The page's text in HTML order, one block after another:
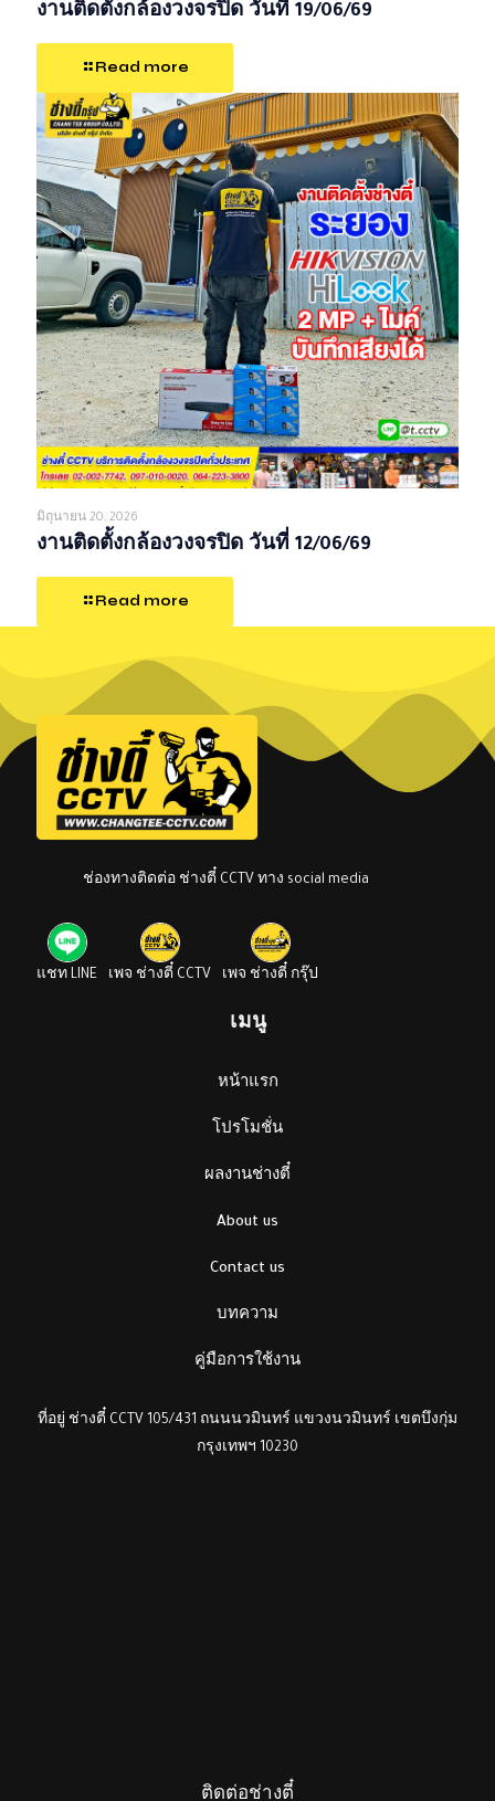
งานติดตั้งกล้องวงจรปิด วันที่ 19/06/69
Read more
มิถุนายน 20, 2026
งานติดตั้งกล้องวงจรปิด วันที่ 12/06/69
Read more
ช่องทางติดต่อ ช่างตี๋ CCTV ทาง social media
แชท LINE เพจ ช่างตี๋ CCTV เพจ ช่างตี๋ กรุ๊ป
เมนู
หน้าแรก
โปรโมชั่น
ผลงานช่างตี๋
About us
Contact us
บทความ
คู่มือการใช้งาน
ที่อยู่ ช่างตี๋ CCTV 105/431 ถนนนวมินทร์ แขวงนวมินทร์ เขตบึงกุ่ม
กรุงเทพฯ 10230
ติดต่อช่างตี๋